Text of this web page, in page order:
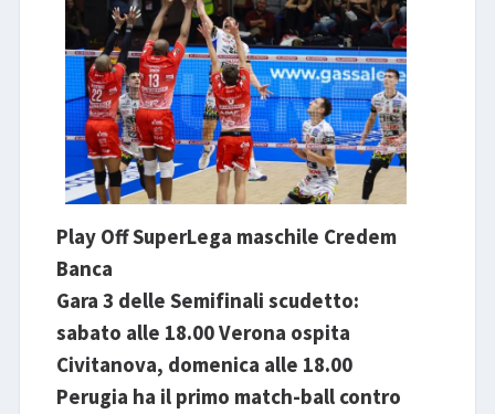
Play Off SuperLega maschile Credem
Banca
Gara 3 delle Semifinali scudetto:
sabato alle 18.00 Verona ospita
Civitanova, domenica alle 18.00
Perugia ha il primo match-ball contro